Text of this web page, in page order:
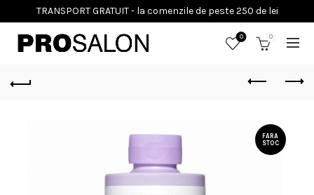
0 0
FARA
STOC